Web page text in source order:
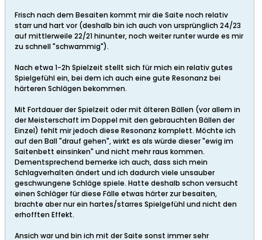
Frisch nach dem Besaiten kommt mir die Saite noch relativ
starr und hart vor (deshalb bin ich auch von ursprünglich 24/23
auf mittlerweile 22/21 hinunter, noch weiter runter wurde es mir
zu schnell "schwammig").
Nach etwa 1-2h Spielzeit stellt sich für mich ein relativ gutes
Spielgefühl ein, bei dem ich auch eine gute Resonanz bei
härteren Schlägen bekommen.
Mit Fortdauer der Spielzeit oder mit älteren Bällen (vor allem in
der Meisterschaft im Doppel mit den gebrauchten Bällen der
Einzel) fehlt mir jedoch diese Resonanz komplett. Möchte ich
auf den Ball "drauf gehen", wirkt es als würde dieser "ewig im
Saitenbett einsinken" und nicht mehr raus kommen.
Dementsprechend bemerke ich auch, dass sich mein
Schlagverhalten ändert und ich dadurch viele unsauber
geschwungene Schläge spiele. Hatte deshalb schon versucht
einen Schläger für diese Fälle etwas härter zur besaiten,
brachte aber nur ein hartes/starres Spielgefühl und nicht den
erhofften Effekt.
Ansich war und bin ich mit der Saite sonst immer sehr